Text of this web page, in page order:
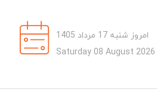
امروز شنبه 17 مرداد 1405
Saturday 08 August 2026